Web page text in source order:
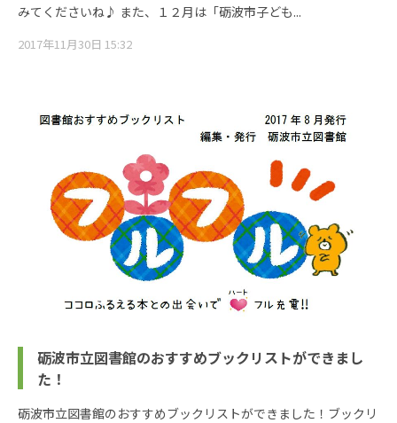
みてくださいね♪ また、１２月は「砺波市子ども...
2017年11月30日 15:32
砺波市立図書館のおすすめブックリストができまし
た！
砺波市立図書館のおすすめブックリストができました！ブックリ